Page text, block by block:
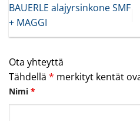
BAUERLE alajyrsinkone SMF
+ MAGGI
Ota yhteyttä
Tähdellä * merkityt kentät
Nimi *